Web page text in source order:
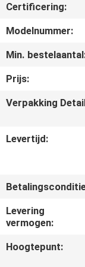
NEEM
CONTACT
OP
VERZOEK
EEN
SITEMAP
Certificering:
Modelnummer:
Min.
Prijs:
Verpakking
Levertijd:
Levering
vermogen:
Hoogtepunt: